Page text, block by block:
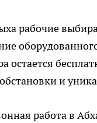
рабочие
остается
и
работа в